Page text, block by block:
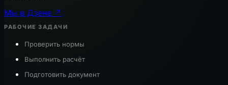
Мы в Дзене ↗
РАБОЧИЕ ЗАДАЧИ
Проверить нормы
Выполнить расчёт
Подготовить документ